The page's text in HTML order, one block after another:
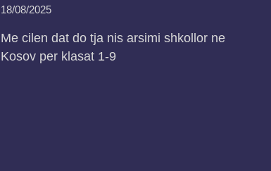
18/08/2025
Me cilen dat do tja nis arsimi shkollor ne
Kosov per klasat 1-9